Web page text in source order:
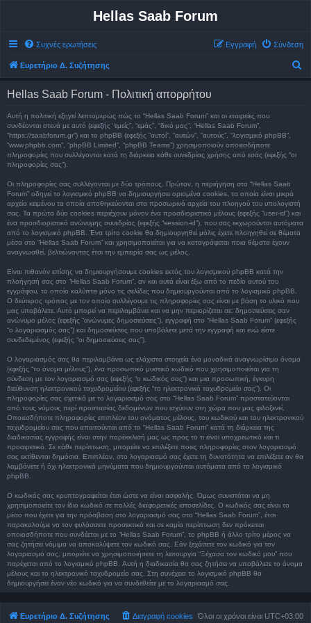
Hellas Saab Forum
Συχνές ερωτήσεις Σύνδεση
Εγγραφή
Ευρετήριο Δ. Συζήτησης
Hellas Saab Forum - Πολιτική απορρήτου
Αυτή η πολιτική εξηγεί λεπτομερώς πώς το “Hellas Saab Forum” και οι εταιρείες που
συνδέονται στενά με αυτό (εφεξής “εμείς”, “εμάς”, “δικό μας”, “Hellas Saab Forum”,
“https://saabforum.gr”) και το phpBB (εφεξής “αυτοί”, “αυτών”, “αυτούς”, “λογισμικό phpBB”,
“www.phpbb.com”, “phpBB Limited”, “phpBB Teams”) χρησιμοποιούν οποιεσδήποτε
πληροφορίες που συλλέγονται κατά τη διάρκεια κάθε συνεδρίας χρήσης από εσάς (εφεξής “οι
πληροφορίες σας”).
Οι πληροφορίες σας συλλέγονται με δύο τρόπους. Πρώτον, η περιήγηση στο “Hellas Saab
Forum” οδηγεί το λογισμικό phpBB να δημιουργήσει ορισμένα cookies, τα οποία είναι μικρά
αρχεία κειμένου τα οποία αποθηκεύονται στα προσωρινά αρχεία του πλοηγού του υπολογιστή
σας. Τα πρώτα δύο cookies περιέχουν μόνον ένα προσδιοριστικό μέλους (εφεξής “user-id”) και
ένα προσδιοριστικό ανώνυμης συνεδρίας (εφεξής “session-id”), που σας εκχωρούνται αυτόματα
από το λογισμικό phpBB. Ένα τρίτο cookie θα δημιουργηθεί μόλις έχετε πλοηγηθεί σε θέματα
μέσα στο “Hellas Saab Forum” και χρησιμοποιείται για να καταγράφεται ποια θέματα έχουν
αναγνωσθεί, βελτιώνοντας έτσι την εμπειρία σας ως μέλος.
Είναι πιθανόν επίσης να δημιουργήσουμε cookies εκτός του λογισμικού phpBB κατά την
πλοήγησή σας στο “Hellas Saab Forum”, αν και αυτά είναι έξω από το πεδίο αυτού του
εγγράφου, το οποίο καλύπτει μόνο τις σελίδες που δημιουργούνται από το λογισμικό phpBB.
Ο δεύτερος τρόπος με τον οποίο συλλέγουμε τις πληροφορίες σας είναι με βάση το υλικό που
μας υποβάλετε. Αυτό μπορεί να περιλαμβάνει και να μην περιορίζεται σε: δημοσιεύσεις σαν
ανώνυμο μέλος (εφεξής “ανώνυμες δημοσιεύσεις”), εγγραφή στο “Hellas Saab Forum” (εφεξής
“ο λογαριασμός σας”) και δημοσιεύσεις που υποβάλετε μετά την εγγραφή και ενώ είστε
συνδεδεμένος (εφεξής “οι δημοσιεύσεις σας”).
Ο λογαριασμός σας θα περιλαμβάνει ως ελάχιστα στοιχεία ένα μοναδικά αναγνωρίσιμο όνομα
(εφεξής “το όνομα μέλους”), ένα προσωπικό μυστικό κωδικό που χρησιμοποιείται για τη
σύνδεση με τον λογαριασμό σας (εφεξής “ο κωδικός σας”) και μια προσωπική, έγκυρη
διεύθυνση ηλεκτρονικού ταχυδρομείου (εφεξής “το ηλεκτρονικό ταχυδρομείο σας”). Οι
πληροφορίες σας σχετικά με το λογαριασμό σας στο “Hellas Saab Forum” προστατεύονται
από τους νόμους περί προστασίας δεδομένων που ισχύουν στη χώρα που μας φιλοξενεί.
Οποιεσδήποτε πληροφορίες επιπλέον του ονόματος μέλους, του κωδικού και του ηλεκτρονικού
ταχυδρομείου σας που απαιτούνται από το “Hellas Saab Forum” κατά τη διάρκεια της
διαδικασίας εγγραφής είναι στην παρέκκλισή μας ως προς το τι είναι υποχρεωτικό και τι
προαιρετικό. Σε κάθε περίπτωση, μπορείτε να επιλέξετε ποιες πληροφορίες στον λογαριασμό
σας εκτίθενται δημόσια. Επιπλέον, στο λογαριασμό σας έχετε τη δυνατότητα να επιλέξετε αν θα
λαμβάνετε ή όχι ηλεκτρονικά μηνύματα που δημιουργούνται αυτόματα από το λογισμικό
phpBB.
Ο κωδικός σας κρυπτογραφείται έτσι ώστε να είναι ασφαλής. Όμως συνιστάται να μη
χρησιμοποιείτε τον ίδιο κωδικό σε πολλές διαφορετικές ιστοσελίδες. Ο κωδικός σας είναι το
μέσο που έχετε για την πρόσβαση στο λογαριασμό σας στο “Hellas Saab Forum”, έτσι
παρακαλούμε να τον φυλάσσετε προσεκτικά και σε καμία περίπτωση δεν πρόκειται
οποιοσδήποτε που συνδέεται με το “Hellas Saab Forum”, το phpBB ή άλλο τρίτο μέρος να
σας ζητήσει νόμιμα να αποκαλύψετε τον κωδικό σας. Εάν ξεχάσετε τον κωδικό για τον
λογαριασμό σας, μπορείτε να χρησιμοποιήσετε τη λειτουργία “Ξέχασα τον κωδικό μου” που
παρέχεται από το λογισμικό phpBB. Αυτή η διαδικασία θα σας ζητήσει να υποβάλετε το όνομα
μέλους και το ηλεκτρονικό ταχυδρομείο σας. Στη συνέχεια το λογισμικό phpBB θα
δημιουργήσει έναν νέο κωδικό για να συνδεθείτε με το λογαριασμό σας.
Ευρετήριο Δ. Συζήτησης Όλοι οι χρόνοι είναι UTC+03:00
Διαγραφή cookies